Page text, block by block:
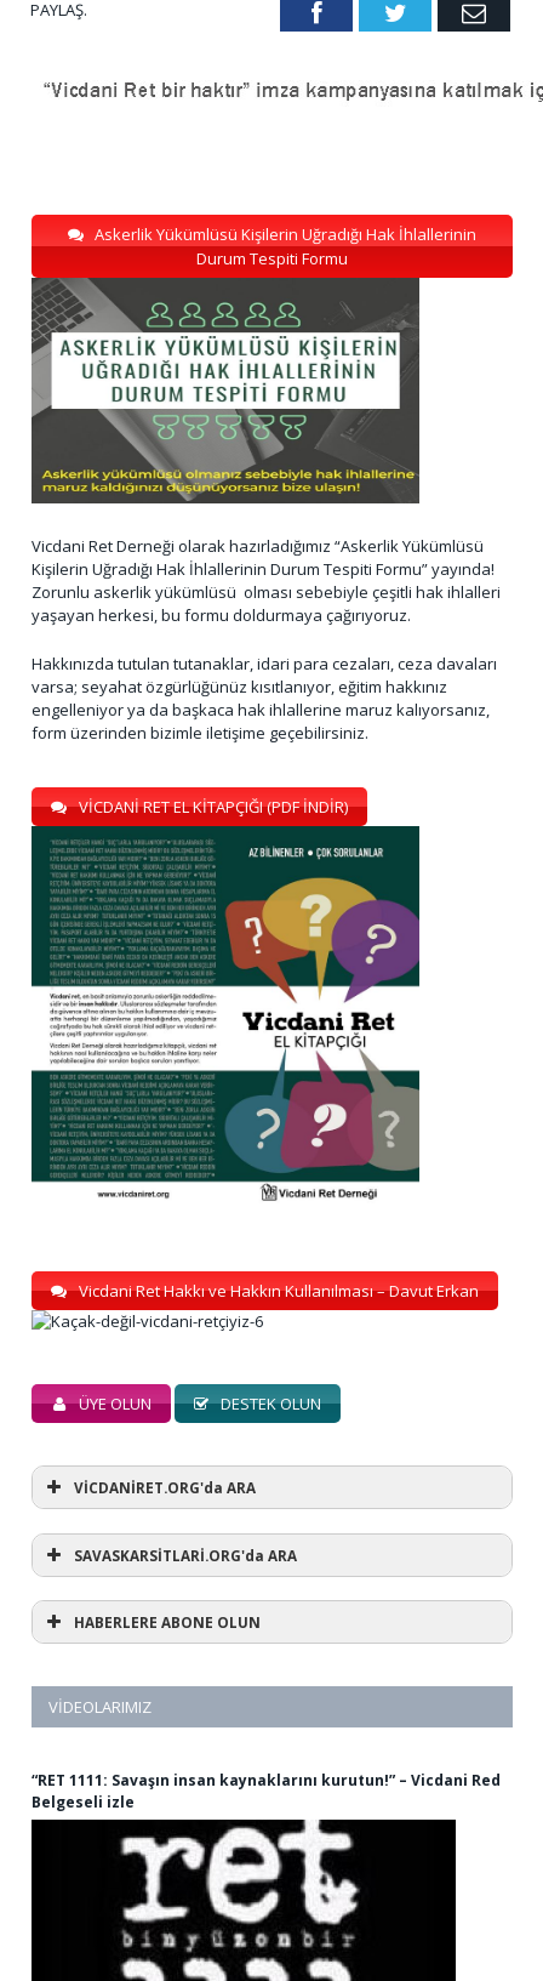
PAYLAŞ. FacebookTwitter Email
Askerlik Yükümlüsü Kişilerin Uğradığı Hak İhlallerinin
Durum Tespiti Formu
Vicdani Ret Derneği olarak hazırladığımız “Askerlik Yükümlüsü
Kişilerin Uğradığı Hak İhlallerinin Durum Tespiti Formu” yayında!
Zorunlu askerlik yükümlüsü olması sebebiyle çeşitli hak ihlalleri
yaşayan herkesi, bu formu doldurmaya çağırıyoruz.
Hakkınızda tutulan tutanaklar, idari para cezaları, ceza davaları
varsa; seyahat özgürlüğünüz kısıtlanıyor, eğitim hakkınız
engelleniyor ya da başkaca hak ihlallerine maruz kalıyorsanız,
form üzerinden bizimle iletişime geçebilirsiniz.
VİCDANİ RET EL KİTAPÇIĞI (PDF İNDİR)
Vicdani Ret Hakkı ve Hakkın Kullanılması – Davut Erkan
ÜYE OLUN DESTEK OLUN
VİCDANİRET.ORG'da ARA
SAVASKARSİTLARİ.ORG'da ARA
HABERLERE ABONE OLUN
VIDEOLARIMIZ
“RET 1111: Savaşın insan kaynaklarını kurutun!” – Vicdani Red
Belgeseli izle